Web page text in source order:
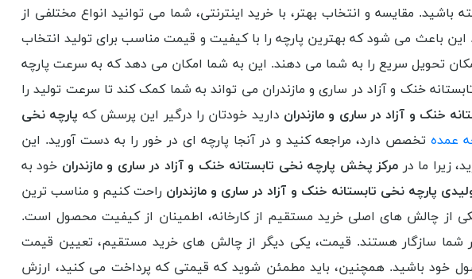
مقایسه و انتخاب بهتر، با خرید اینترنتی، شما می توانید انواع مختلفی از
این باعث می شود که بهترین پارچه را با کیفیت و قیمت مناسب برای تولید انتخاب
تحویل سریع را به شما می دهند. این به شما امکان می دهد که به سرعت پارچه
خنک و آزاد در ساری و مازندران می تواند به شما کمک کند تا سرعت تولید را
خنک و آزاد در ساری و مازندران دارید خودتان را درگیر این پرسش که پارچه نخی
عمده تخصص دارد، مراجعه کنید و در آنجا پارچه ای در خور را به دست آورید. این
زیرا ما در مرکز پخش پارچه نخی تابستانه خنک و آزاد در ساری و مازندران خود به
پارچه نخی تابستانه خنک و آزاد در ساری و مازندران راحت کنیم و مناسب ترین
از چالش های اصلی خرید مستقیم از کارخانه، اطمینان از کیفیت محصول است.
شما سازگار هستند. قیمت، یکی دیگر از چالش های خرید مستقیم، تعیین قیمت
خود باشید. همچنین، باید مطمئن شوید که قیمتی که پرداخت می کنید، ارزش